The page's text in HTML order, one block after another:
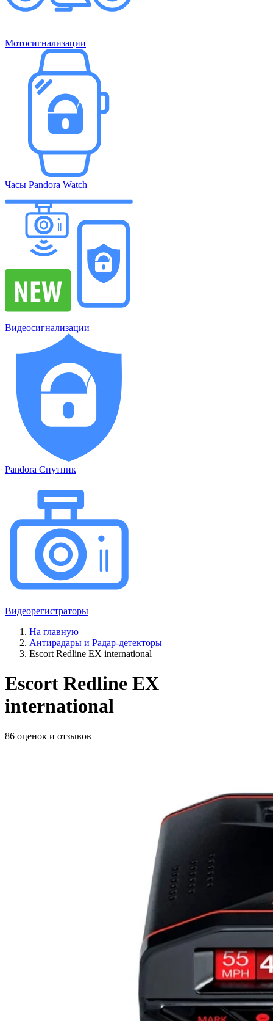
Мотосигнализации
Часы Pandora Watch
Видеосигнализации
Pandora Спутник
Видеорегистраторы
На главную
Антирадары и Радар-детекторы
Escort Redline EX international
Escort Redline EX
international
86 оценок и отзывов